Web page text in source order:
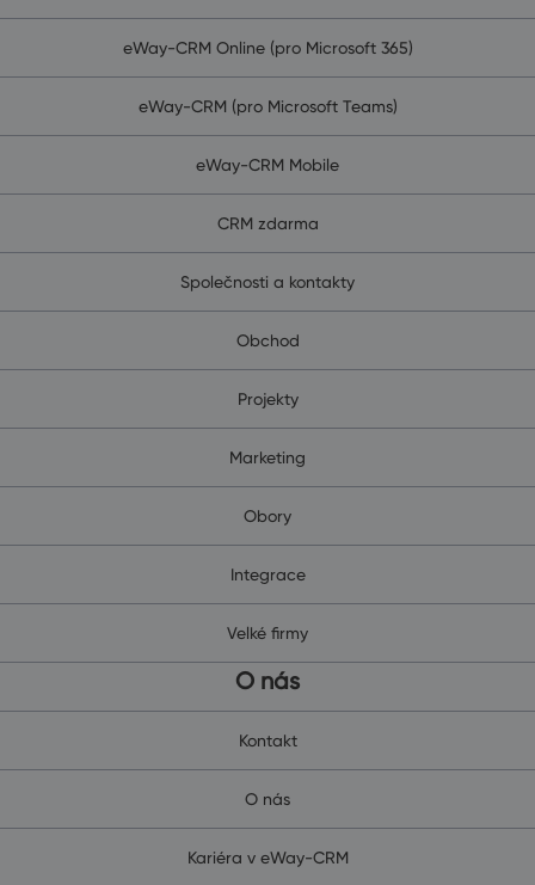
eWay-CRM Online (pro Microsoft 365)
eWay-CRM (pro Microsoft Teams)
eWay-CRM Mobile
CRM zdarma
Společnosti a kontakty
Obchod
Projekty
Marketing
Obory
Integrace
Velké firmy
O nás
Kontakt
O nás
Kariéra v eWay-CRM